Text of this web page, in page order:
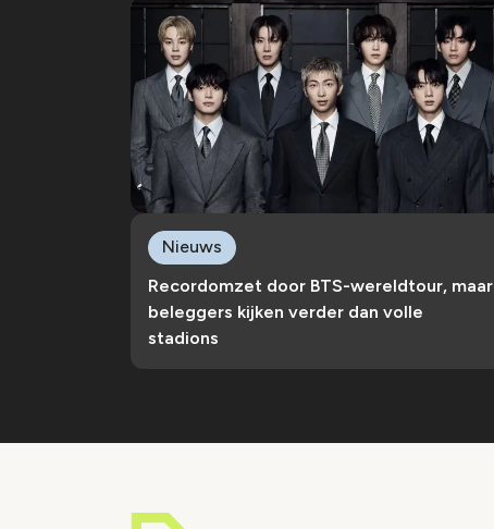
Recordomzet door BTS-wereldtour, maar
beleggers kijken verder dan volle
stadions
Nieuws